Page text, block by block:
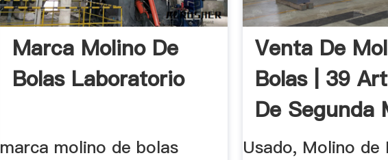
Marca Molino De
Bolas Laboratorio
marca molino de bolas
Venta De
Bolas | 39
De Segunda
Usado, Molino de